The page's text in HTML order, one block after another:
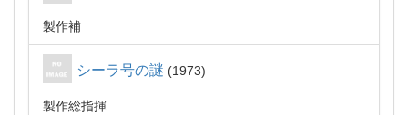
製作補
シーラ号の謎 1973
製作総指揮